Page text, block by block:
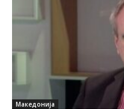
Македонија